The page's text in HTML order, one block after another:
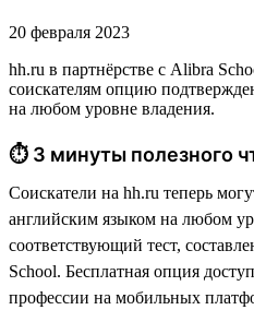
20 февраля 2023
hh.ru в партнёрстве с Alibra
соискателям опцию
на любом уровне владения.
⏱ 3 минуты полезного
Соискатели на hh.ru теперь
английским языком на любом
соответствующий тест,
School. Бесплатная опция
профессии на мобильных